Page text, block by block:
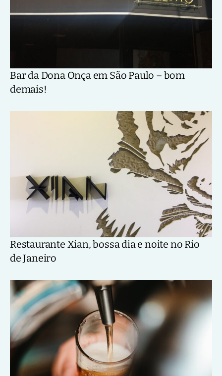
Bar da Dona Onça em São Paulo – bom
demais!
Restaurante Xian, bossa dia e noite no Rio
de Janeiro